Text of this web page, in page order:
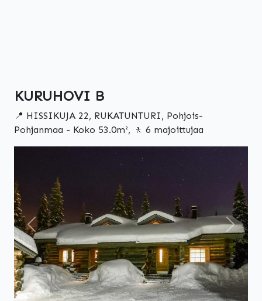
KURUHOVI B
📍 HISSIKUJA 22, RUKATUNTURI, Pohjois-
Pohjanmaa - Koko 53.0m², 🚶 6 majoittujaa
Edellinen